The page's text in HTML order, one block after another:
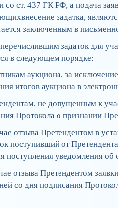
со ст. 437 ГК РФ, а подача
задатка,
заключенным в
задаток для
в следующем порядке:
аукциона, за
итогов аукциона в
не допущенным к
Протокола о признании
отзыва Претендентом в
поступивший от
поступления уведомления об
отзыва Претендентом
со дня подписания